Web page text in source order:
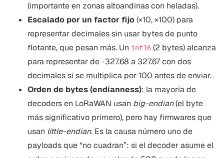
(importante en zonas altoandinas con heladas).
Escalado por un factor fijo(×10, ×100) para
representar decimales sin usar bytes de punto
flotante, que pesan más. Un int16 (2 bytes) alcanza
para representar de -327.68 a 327.67 con dos
decimales si se multiplica por 100 antes de enviar.
Orden de bytes (endianness): la mayoría de
decoders en LoRaWAN usan big-endian(el byte
más significativo primero), pero hay firmwares que
usan little-endian. Es la causa número uno de
payloads que “no cuadran”: si el decoder asume el